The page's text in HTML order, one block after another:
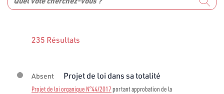
235 Résultats
Absent Projet de loi dans sa totalité
Projet de loi organique N°44/2017portant approbation de la